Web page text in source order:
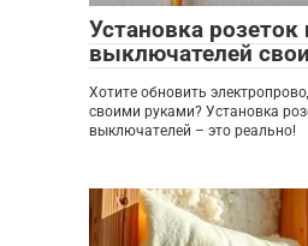
Установка розеток
выключателей
Хотите обновить
своими руками? Установка
выключателей – это реально!